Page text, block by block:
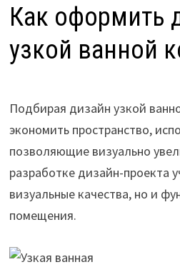
Как оформить
узкой ванной
Подбирая дизайн узкой
экономить пространство,
позволяющие визуально
разработке дизайн-проекта
визуальные качества, но и
помещения.